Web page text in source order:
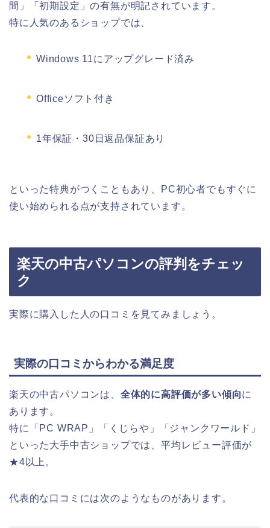
間」「初期設定」の有無が明記されています。
特に人気のあるショップでは、
Windows 11にアップグレード済み
Officeソフト付き
1年保証・30日返品保証あり
といった特典がつくこともあり、PC初心者でもすぐに
使い始められる点が支持されています。
楽天の中古パソコンの評判をチェッ
ク
実際に購入した人の口コミを見てみましょう。
実際の口コミからわかる満足度
楽天の中古パソコンは、 全体的に高評価が多い傾向に
あります。
特に「PC WRAP」「くじらや」「ジャンクワールド」
といった大手中古ショップでは、平均レビュー評価が
★4以上。
代表的な口コミには次のようなものがあります。